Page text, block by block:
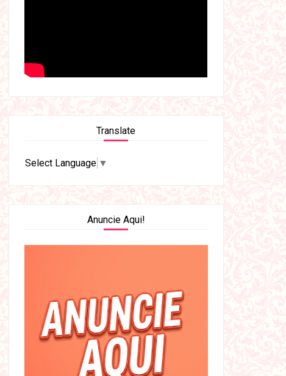
Translate
Select Language ▼
Anuncie Aqui!